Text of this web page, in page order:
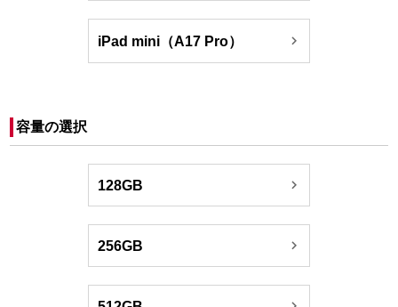
iPad mini（A17 Pro） 
容量の選択
128GB 
256GB 